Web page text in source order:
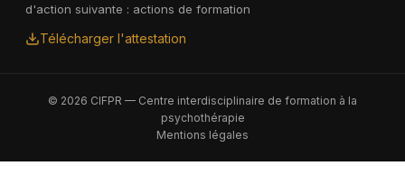
d'action suivante : actions de formation
Télécharger l'attestation
© 2026 CIFPR — Centre interdisciplinaire de formation à la
psychothérapie
Mentions légales